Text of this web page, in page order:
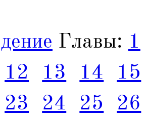
Главы: 1
12 13 14
15
23 24 25
26